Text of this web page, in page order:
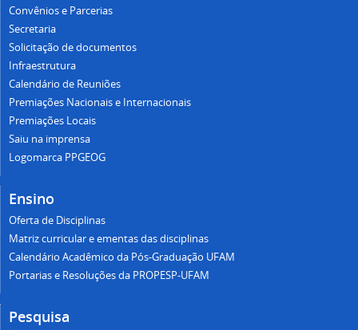
Convênios e Parcerias
Secretaria
Solicitação de documentos
Infraestrutura
Calendário de Reuniões
Premiações Nacionais e Internacionais
Premiações Locais
Saiu na imprensa
Logomarca PPGEOG
Ensino
Oferta de Disciplinas
Matriz curricular e ementas das disciplinas
Calendário Acadêmico da Pós-Graduação UFAM
Portarias e Resoluções da PROPESP-UFAM
Pesquisa